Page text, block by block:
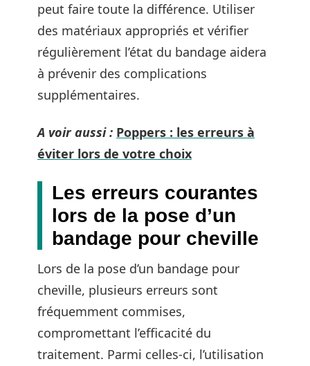
peut faire toute la différence. Utiliser
des matériaux appropriés et vérifier
régulièrement l’état du bandage aidera
à prévenir des complications
supplémentaires.
A voir aussi : Poppers : les erreurs à
éviter lors de votre choix
Les erreurs courantes
lors de la pose d’un
bandage pour cheville
Lors de la pose d’un bandage pour
cheville, plusieurs erreurs sont
fréquemment commises,
compromettant l’efficacité du
traitement. Parmi celles-ci, l’utilisation